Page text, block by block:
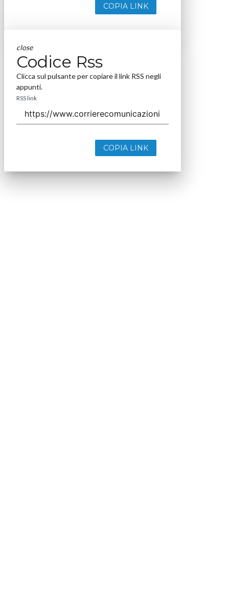
COPIA LINK
close
Codice Rss
Clicca sul pulsante per copiare il link RSS negli
appunti.
RSS link
COPIA LINK